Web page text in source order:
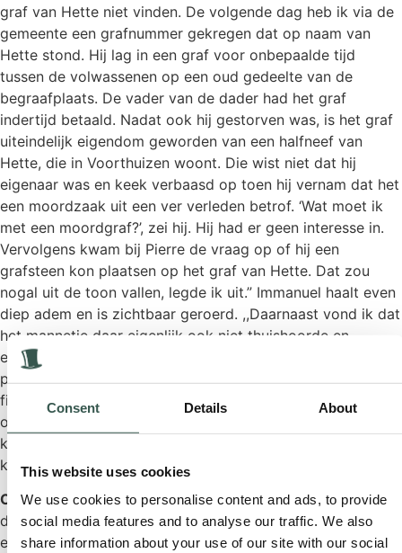
Consent Details About
This website uses cookies
We use cookies to personalise content and ads, to provide
social media features and to analyse our traffic. We also
share information about your use of our site with our social
graf van Hette niet vinden. De volgende dag heb ik via de
gemeente een grafnummer gekregen dat op naam van
Hette stond. Hij lag in een graf voor onbepaalde tijd
tussen de volwassenen op een oud gedeelte van de
begraafplaats. De vader van de dader had het graf
indertijd betaald. Nadat ook hij gestorven was, is het graf
uiteindelijk eigendom geworden van een halfneef van
Hette, die in Voorthuizen woont. Die wist niet dat hij
eigenaar was en keek verbaasd op toen hij vernam dat het
een moordzaak uit een ver verleden betrof. ‘Wat moet ik
met een moordgraf?’, zei hij. Hij had er geen interesse in.
Vervolgens kwam bij Pierre de vraag op of hij een
grafsteen kon plaatsen op het graf van Hette. Dat zou
nogal uit de toon vallen, legde ik uit.” Immanuel haalt even
diep adem en is zichtbaar geroerd. ,,Daarnaast vond ik dat
het mannetje daar eigenlijk ook niet thuishoorde en
eerherstel verdiende. Het verhaal had mij intussen
persoonlijk nogal aangegrepen. Pierre had onvoldoende
financiële middelen op dat moment. Daarom kwamen we
op het idee dat ik een nieuw kindergraf zou kopen. Hette
kon dan worden opgegraven en een herbegrafenis
krijgen.”
OPGRAVINGOp de dag van de opgraving, korte tijd nadat
de eerste ontmoeting heeft plaatsgevonden, wilde Pierre
erbij zijn. Immanuel raadde het hem af. ,,Ik heb zelf de